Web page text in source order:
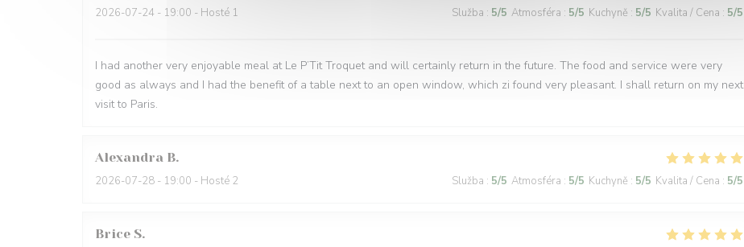
2026-07-24 - 19:00 - Hosté 1 Služba : 5/5 Atmosféra : 5/5 Kuchyně : 5/5 Kvalita / Cena : 5/5
I had another very enjoyable meal at Le P’Tit Troquet and will certainly return in the future. The food and service were very
good as always and I had the benefit of a table next to an open window, which zi found very pleasant. I shall return on my next
visit to Paris.
Alexandra B
2026-07-28 - 19:00 - Hosté 2 Služba : 5/5 Atmosféra : 5/5 Kuchyně : 5/5 Kvalita / Cena : 5/5
Brice S